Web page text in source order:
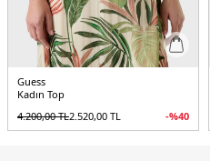
Guess
Kadın Top
4.200,00TL2.520,00 TL -%40